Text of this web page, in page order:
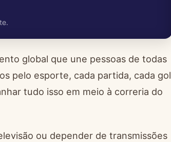
global que une pessoas de todas
pelo esporte, cada partida, cada gol
tudo isso em meio à correria do
ou depender de transmissões